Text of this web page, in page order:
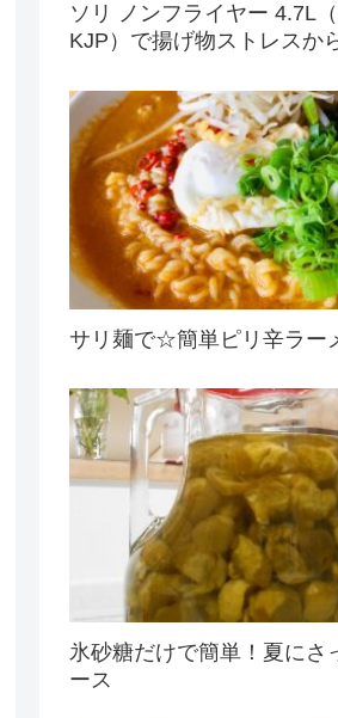
ソリ ノンフライヤー 4.7L
KJP）で揚げ物ストレスか
サリ麺で☆簡単ピリ辛ラー
氷砂糖だけで簡単！夏にさ
ース